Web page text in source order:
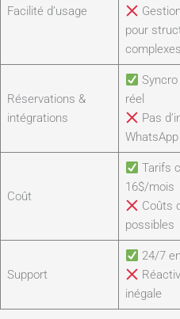
Facilité d’usage
pour
complexes
Réservations &
intégrations
réel
Pas
WhatsApp
Coût
Tarifs
16$/mois
Coûts
possibles
Support
24/7
inégale